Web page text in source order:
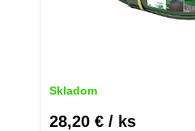
Skladom
28,20 € / ks